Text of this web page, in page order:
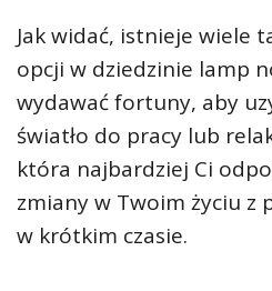
Jak widać, istnieje wiele
opcji w dziedzinie lamp
wydawać fortuny, aby
światło do pracy lub
która najbardziej Ci
zmiany w Twoim życiu z
w krótkim czasie.